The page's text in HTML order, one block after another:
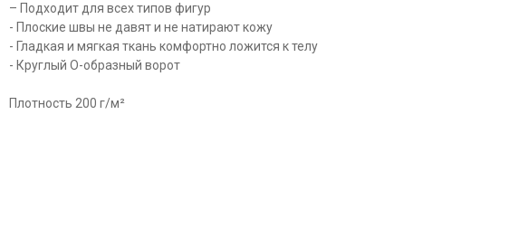
– Подходит для всех типов фигур
- Плоские швы не давят и не натирают кожу
- Гладкая и мягкая ткань комфортно ложится к телу
- Круглый O-образный ворот
Плотность 200 г/м²